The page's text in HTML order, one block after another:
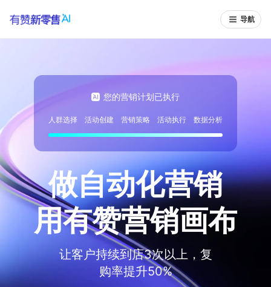
导航
做自动化营销
用有赞营销画布
让客户持续到店3次以上，复
购率提升50%
您的营销计划已执行
人群选择 活动创建 营销策略 活动执行 数据分析